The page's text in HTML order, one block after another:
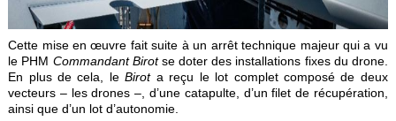
Cette mise en œuvre fait suite à un arrêt technique majeur qui a vu
le PHM Commandant Birotse doter des installations fixes du drone.
En plus de cela, leBirot a reçu le lot complet composé de deux
vecteurs – les drones –, d’une catapulte, d’un filet de récupération,
ainsi que d’un lot d’autonomie.